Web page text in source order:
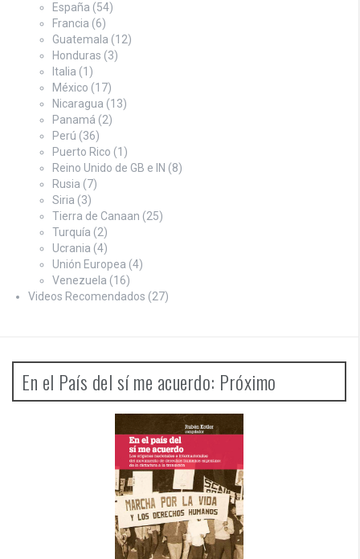
España (54)
Francia (6)
Guatemala (12)
Honduras (3)
Italia (1)
México (17)
Nicaragua (13)
Panamá (2)
Perú (36)
Puerto Rico (1)
Reino Unido de GB e IN (8)
Rusia (7)
Siria (3)
Tierra de Canaan (25)
Turquía (2)
Ucrania (4)
Unión Europea (4)
Venezuela (16)
Videos Recomendados (27)
En el País del sí me acuerdo: Próximo